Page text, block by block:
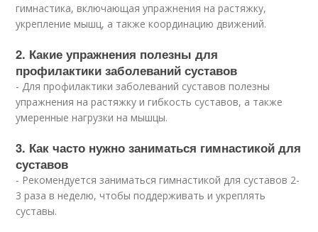
гимнастика, включающая упражнения на растяжку,
укрепление мышц, а также координацию движений.
2. Какие упражнения полезны для
профилактики заболеваний суставов
- Для профилактики заболеваний суставов полезны
упражнения на растяжку и гибкость суставов, а также
умеренные нагрузки на мышцы.
3. Как часто нужно заниматься гимнастикой для
суставов
- Рекомендуется заниматься гимнастикой для суставов 2-
3 раза в неделю, чтобы поддерживать и укреплять
суставы.